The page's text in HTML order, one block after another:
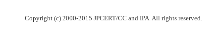
Copyright (c) 2000-2015 JPCERT/CC and IPA. All rights reserved.